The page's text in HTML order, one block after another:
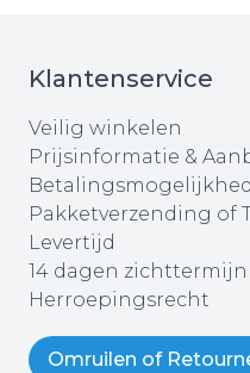
Klantenservice
Veilig winkelen
Prijsinformatie &
Pakketverzending of
Levertijd
14 dagen zichttermijn
Herroepingsrecht
Omruilen of